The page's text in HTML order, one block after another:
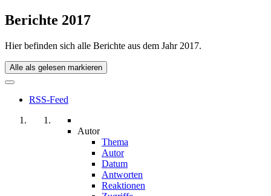
Berichte 2017
Hier befinden sich alle Berichte aus dem Jahr 2017.
Alle als gelesen markieren
RSS-Feed
Autor
Thema
Autor
Datum
Antworten
Reaktionen